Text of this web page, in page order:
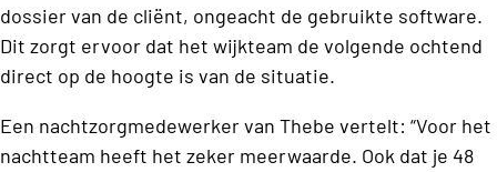
dossier van de cliënt, ongeacht de gebruikte software.
Dit zorgt ervoor dat het wijkteam de volgende ochtend
direct op de hoogte is van de situatie.
Een nachtzorgmedewerker van Thebe vertelt: “Voor het
nachtteam heeft het zeker meerwaarde. Ook dat je 48